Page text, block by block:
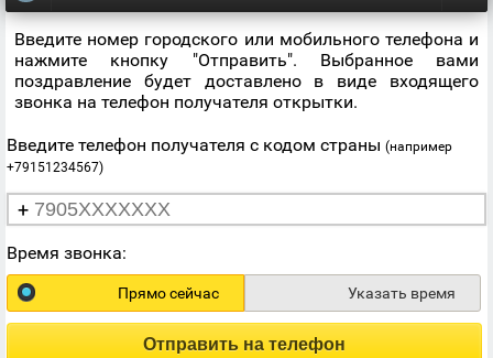
Введите номер городского или мобильного телефона и
нажмите кнопку "Отправить". Выбранное вами
поздравление будет доставлено в виде входящего
звонка на телефон получателя открытки.
Введите телефон получателя с кодом страны (например
+79151234567)
+
Время звонка:
Прямо сейчас Указать время
Отправить на телефон